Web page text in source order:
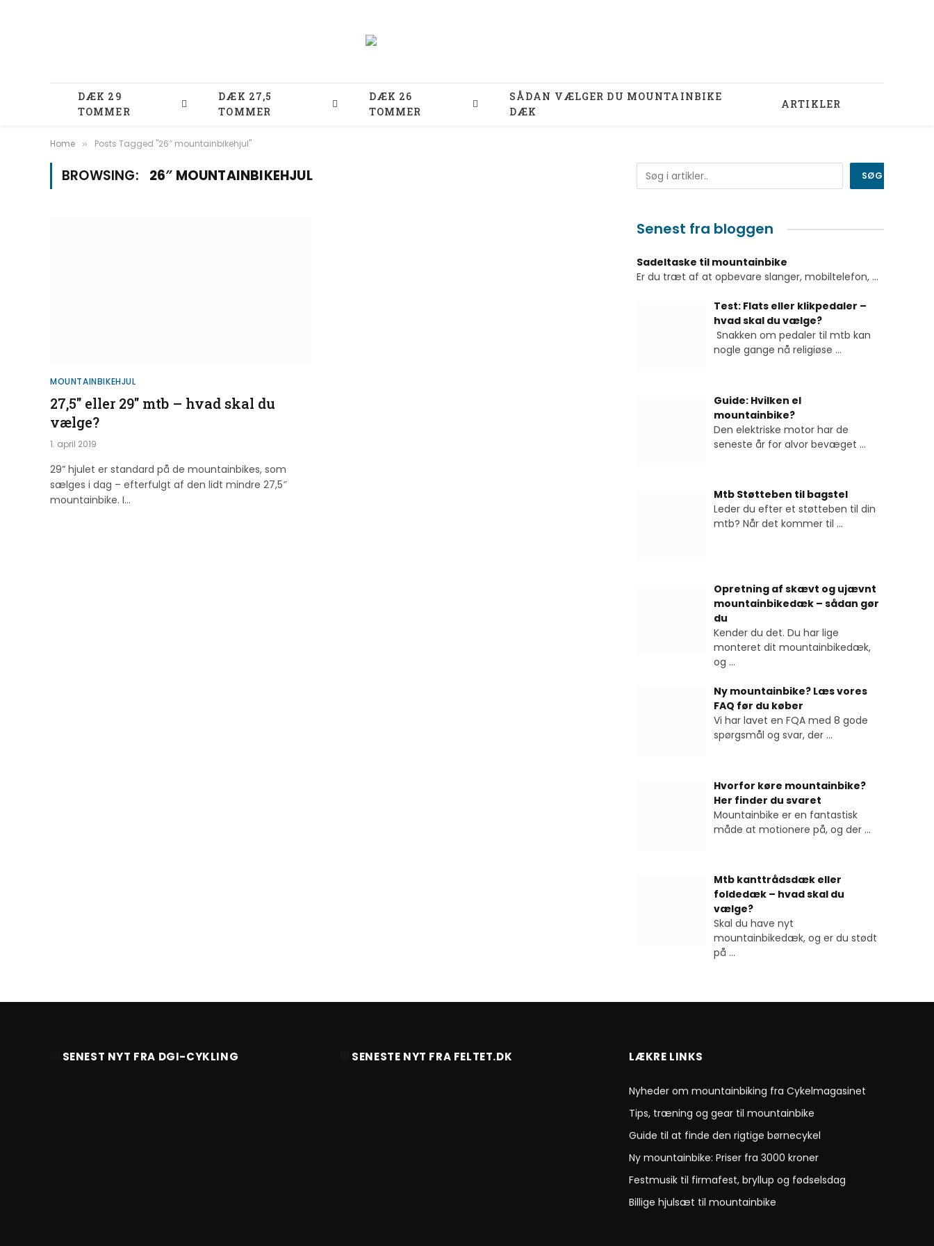
DÆK 29
TOMMER
DÆK 27,5
TOMMER
DÆK 26
TOMMER
SÅDAN VÆLGER DU MOUNTAINBIKE
DÆK
ARTIKLER
Home » Posts Tagged "26″ mountainbikehjul"
BROWSING: 26″ MOUNTAINBIKEHJUL
MOUNTAINBIKEHJUL
27,5″ eller 29″ mtb – hvad skal du
vælge?
1. april 2019
29” hjulet er standard på de mountainbikes, som
sælges i dag – efterfulgt af den lidt mindre 27,5″
mountainbike. I…
Søg SØG
Senest fra bloggen
Sadeltaske til mountainbike
Er du træt af at opbevare slanger, mobiltelefon, ...
Test: Flats eller klikpedaler –
hvad skal du vælge?
Snakken om pedaler til mtb kan
nogle gange nå religiøse ...
Guide: Hvilken el
mountainbike?
Den elektriske motor har de
seneste år for alvor bevæget ...
Mtb Støtteben til bagstel
Leder du efter et støtteben til din
mtb? Når det kommer til ...
Opretning af skævt og ujævnt
mountainbikedæk – sådan gør
du
Kender du det. Du har lige
monteret dit mountainbikedæk,
og ...
Ny mountainbike? Læs vores
FAQ før du køber
Vi har lavet en FQA med 8 gode
spørgsmål og svar, der ...
Hvorfor køre mountainbike?
Her finder du svaret
Mountainbike er en fantastisk
måde at motionere på, og der ...
Mtb kanttrådsdæk eller
foldedæk – hvad skal du
vælge?
Skal du have nyt
mountainbikedæk, og er du stødt
på ...
SENEST NYT FRA DGI-CYKLING SENESTE NYT FRA FELTET.DK LÆKRE LINKS
Nyheder om mountainbiking fra Cykelmagasinet
Tips, træning og gear til mountainbike
Guide til at finde den rigtige børnecykel
Ny mountainbike: Priser fra 3000 kroner
Festmusik til firmafest, bryllup og fødselsdag
Billige hjulsæt til mountainbike